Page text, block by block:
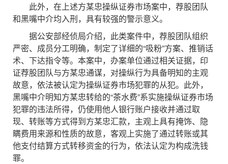
此外，在上述方某忠操纵证券市场案中，荐股团队
和黑嘴中介均入刑，具有较强的警示意义。
据公安部经侦局介绍，此类案件中，荐股团队组织
严密、成员分工明确，制定了详细的“吸粉”方案、推销话
术、下达指令等。本案中，办案单位通过相关证据，印
证荐股团队与方某忠通谋，对操纵行为具备明知的主观
故意，依法被认定为操纵证券市场犯罪的从犯。此外，
黑嘴中介明知方某忠转给的“茶水费”系实施操纵证券市场
犯罪的违法所得，仍使用他人银行账户接收并通过取
现、转账等方式得到方某忠汇款，主观上具有掩饰、隐
瞒费用来源和性质的故意，客观上实施了通过转账或其
他支付结算方式转移资金的行为，依法认定为构成洗钱
罪。